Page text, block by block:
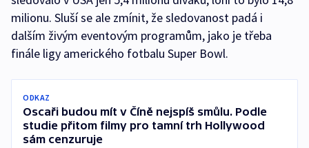
milionu. Sluší se ale zmínit, že sledovanost padá i
dalším živým eventovým programům, jako je třeba
finále ligy amerického fotbalu Super Bowl.
ODKAZ
Oscaři budou mít v Číně nejspíš smůlu. Podle
studie přitom filmy pro tamní trh Hollywood
sám cenzuruje